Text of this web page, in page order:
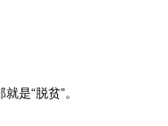
是“脱贫”。